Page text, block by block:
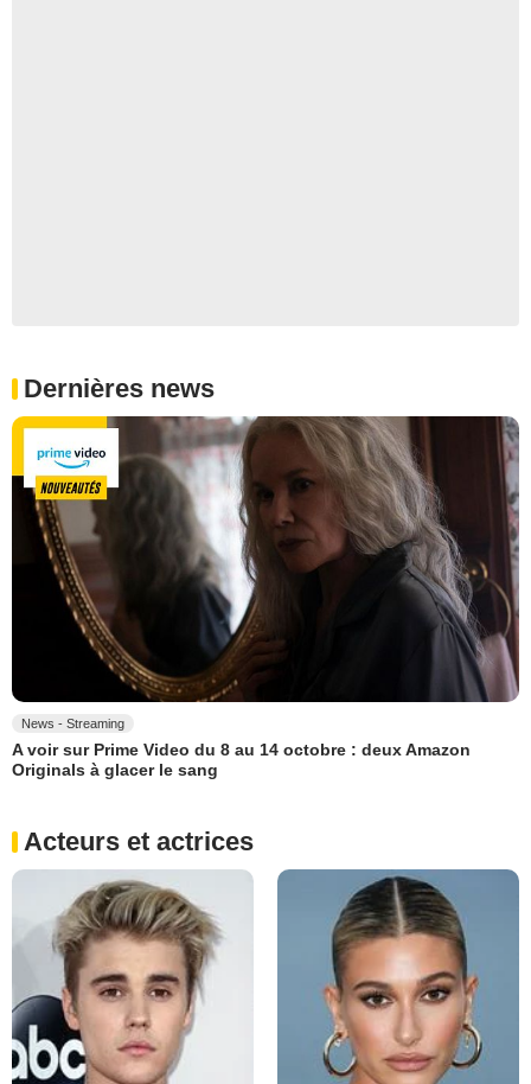
Dernières news
News - Streaming
A voir sur Prime Video du 8 au 14 octobre : deux Amazon
Originals à glacer le sang
Acteurs et actrices